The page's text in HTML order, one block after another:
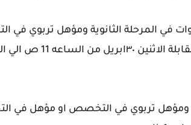
في المرحلة الثانوية ومؤهل
ومؤهل تربوي في التخصص او مؤهل في